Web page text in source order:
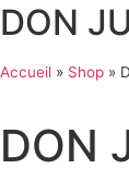
DON
Accueil » Shop »
DON